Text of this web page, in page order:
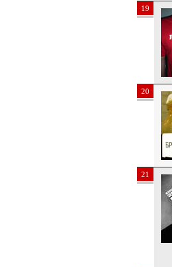
19
20
21